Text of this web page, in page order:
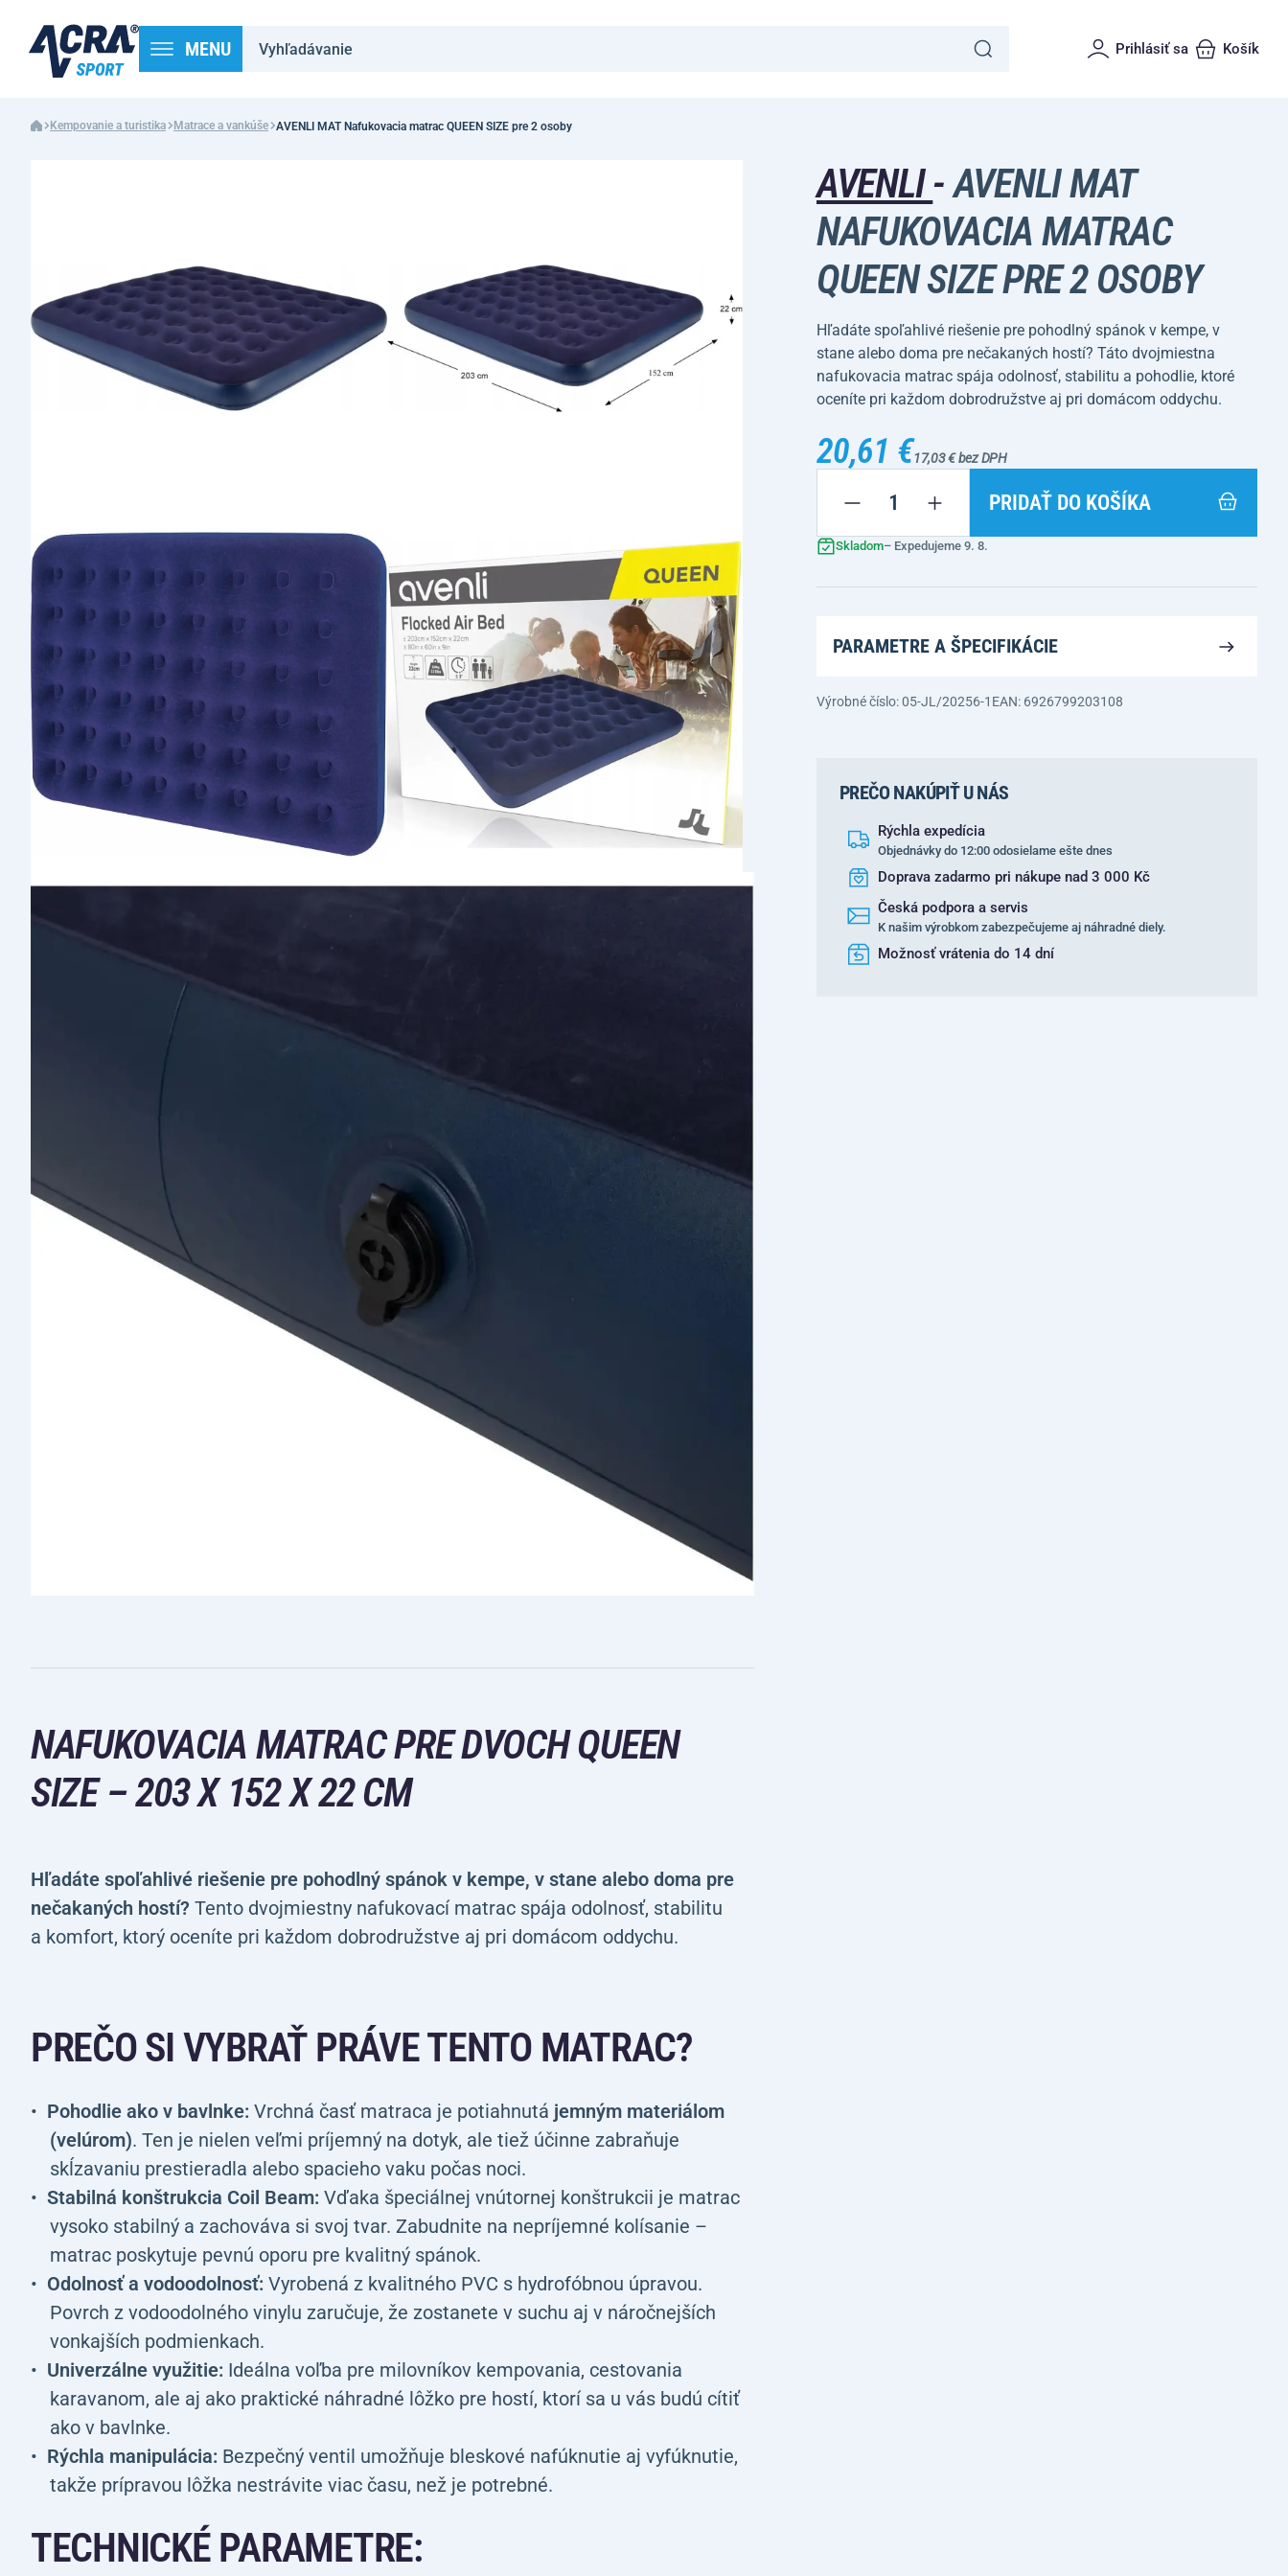
MENU Prihlásiť sa Košík
Kempovanie a turistika Matrace a vankúše AVENLI MAT Nafukovacia matrac QUEEN SIZE pre 2 osoby
AVENLI-AVENLI MAT
NAFUKOVACIA MATRAC
QUEEN SIZE PRE 2 OSOBY
Hľadáte spoľahlivé riešenie pre pohodlný spánok v kempe, v
stane alebo doma pre nečakaných hostí? Táto dvojmiestna
nafukovacia matrac spája odolnosť, stabilitu a pohodlie, ktoré
oceníte pri každom dobrodružstve aj pri domácom oddychu.
20,61 €17,03 € bez DPH
PRIDAŤ DO KOŠÍKA
Skladom– Expedujeme 9. 8.
PARAMETRE A ŠPECIFIKÁCIE
Výrobné číslo: 05-JL/20256-1 EAN: 6926799203108
PREČO NAKÚPIŤ U NÁS
Rýchla expedícia
Objednávky do 12:00 odosielame ešte dnes
Doprava zadarmo pri nákupe nad 3 000 Kč
Česká podpora a servis
K našim výrobkom zabezpečujeme aj náhradné diely.
Možnosť vrátenia do 14 dní
NAFUKOVACIA MATRAC PRE DVOCH QUEEN
SIZE – 203 X 152 X 22 CM
Hľadáte spoľahlivé riešenie pre pohodlný spánok v kempe, v stane alebo doma pre
nečakaných hostí? Tento dvojmiestny nafukovací matrac spája odolnosť, stabilitu
a komfort, ktorý oceníte pri každom dobrodružstve aj pri domácom oddychu.
PREČO SI VYBRAŤ PRÁVE TENTO MATRAC?
Pohodlie ako v bavlnke: Vrchná časť matraca je potiahnutá jemným materiálom
(velúrom). Ten je nielen veľmi príjemný na dotyk, ale tiež účinne zabraňuje
skĺzavaniu prestieradla alebo spacieho vaku počas noci.
Stabilná konštrukcia Coil Beam: Vďaka špeciálnej vnútornej konštrukcii je matrac
vysoko stabilný a zachováva si svoj tvar. Zabudnite na nepríjemné kolísanie –
matrac poskytuje pevnú oporu pre kvalitný spánok.
Odolnosť a vodoodolnosť: Vyrobená z kvalitného PVC s hydrofóbnou úpravou.
Povrch z vodoodolného vinylu zaručuje, že zostanete v suchu aj v náročnejších
vonkajších podmienkach.
Univerzálne využitie: Ideálna voľba pre milovníkov kempovania, cestovania
karavanom, ale aj ako praktické náhradné lôžko pre hostí, ktorí sa u vás budú cítiť
ako v bavlnke.
Rýchla manipulácia: Bezpečný ventil umožňuje bleskové nafúknutie aj vyfúknutie,
takže prípravou lôžka nestrávite viac času, než je potrebné.
TECHNICKÉ PARAMETRE: